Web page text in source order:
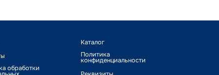
обработки
Каталог
Политика
конфиденциальности